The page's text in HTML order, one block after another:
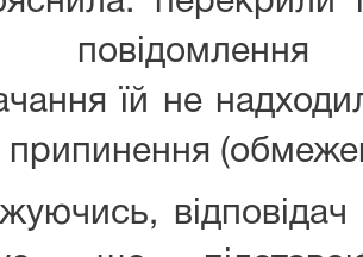
їй не
припинення